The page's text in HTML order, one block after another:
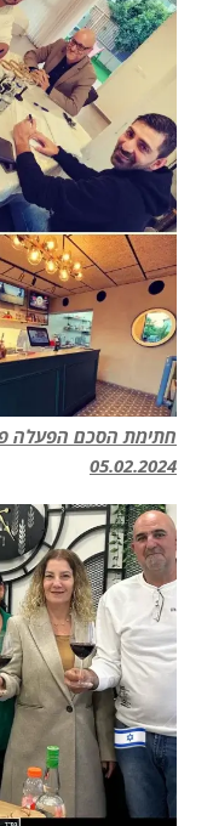
חתימת הסכם הפעלה
05.02.2024